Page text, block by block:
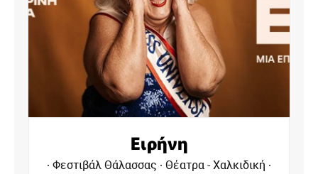
Apon
Φεστιβάλ Θάλασσας Συναυλίες - Live -